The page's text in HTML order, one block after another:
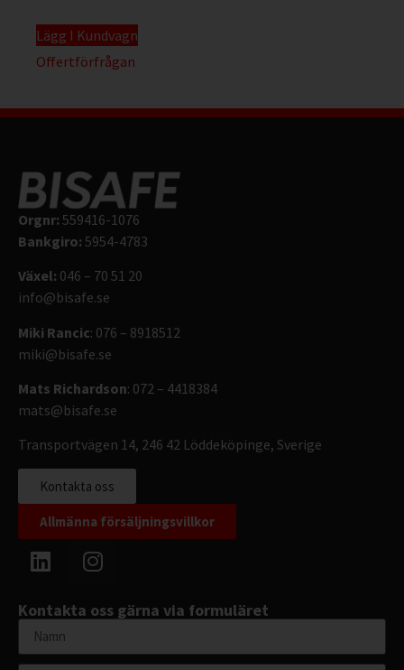
Lägg I Kundvagn
Offertförfrågan
Orgnr: 559416-1076
Bankgiro: 5954-4783
Växel: 046 – 70 51 20
info@bisafe.se
Miki Rancic: 076 – 8918512
miki@bisafe.se
Mats Richardson: 072 – 4418384
mats@bisafe.se
Transportvägen 14, 246 42 Löddeköpinge, Sverige
Kontakta oss
Allmänna försäljningsvillkor
Kontakta oss gärna via formuläret